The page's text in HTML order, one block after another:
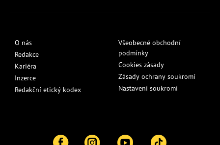
O nás
Redakce
Kariéra
Inzerce
Redakční etický kodex
Všeobecné obchodní
podmínky
Cookies zásady
Zásady ochrany soukromí
Nastavení soukromí